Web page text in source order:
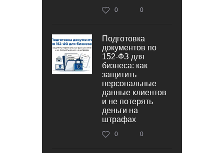
0 0
Подготовка
документов по
152‑ФЗ для
бизнеса: как
защитить
персональные
данные клиентов
и не потерять
деньги на
штрафах
0 0